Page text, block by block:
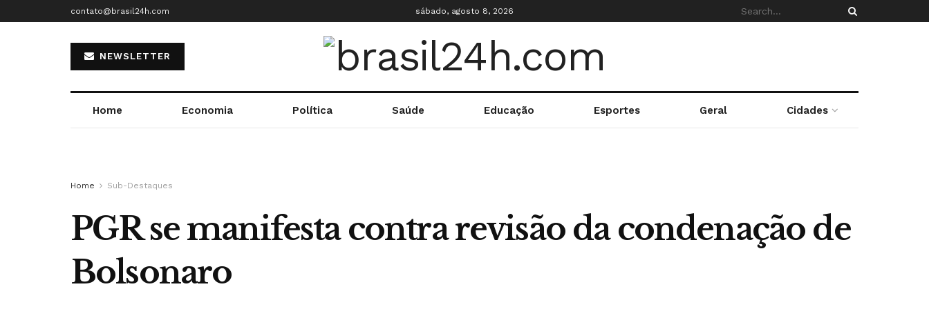
contato@brasil24h.com sábado, agosto 8, 2026
NEWSLETTER
Home Economia Política Saúde Educação Esportes Geral Cidades
Home Sub-Destaques
PGR se manifesta contra revisão da condenação de
Bolsonaro